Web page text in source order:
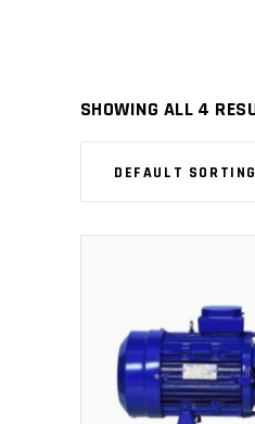
SHOWING ALL 4
DEFAULT SORTING
ADD TO